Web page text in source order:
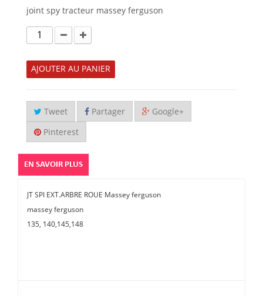
joint spy tracteur massey ferguson
AJOUTER AU PANIER
Tweet Partager Google+
Pinterest
EN SAVOIR PLUS
JT SPI EXT.ARBRE ROUE Massey ferguson
massey ferguson
135, 140,145,148